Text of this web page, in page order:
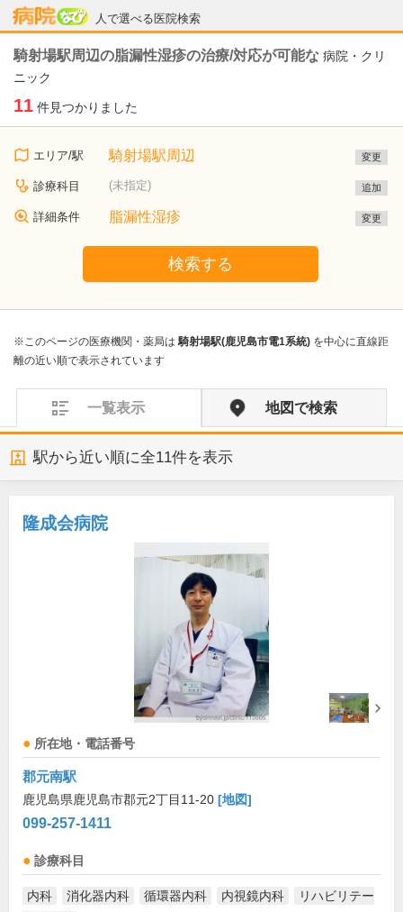
人で選べる医院検索
病院なび
騎射場駅周辺の脂漏性湿疹の治療/対応が可能な 病院・クリ
ニック
11 件見つかりました
エリア/駅 騎射場駅周辺 変更
診療科目 (未指定) 追加
詳細条件 脂漏性湿疹 変更
検索する
※このページの医療機関・薬局は騎射場駅(鹿児島市電1系統) を中心に直線距
離の近い順で表示されています
一覧表示 地図で検索
駅から近い順に全11件を表示
隆成会病院
所在地・電話番号
郡元南駅
鹿児島県鹿児島市郡元2丁目11-20 [地図]
099-257-1411
診療科目
内科 消化器内科 循環器内科 内視鏡内科
リハビリテー